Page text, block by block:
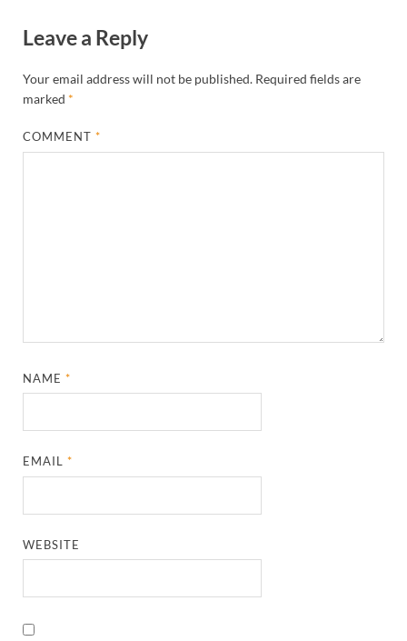
Leave a Reply
Your email address will not be published. Required fields are
marked *
COMMENT*
NAME*
EMAIL*
WEBSITE